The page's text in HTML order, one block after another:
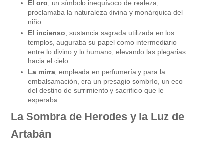
El oro , un símbolo inequívoco de realeza,
proclamaba la naturaleza divina y monárquica del
niño.
El incienso , sustancia sagrada utilizada en los
templos, auguraba su papel como intermediario
entre lo divino y lo humano, elevando las plegarias
hacia el cielo.
La mirra , empleada en perfumería y para la
embalsamación, era un presagio sombrío, un eco
del destino de sufrimiento y sacrificio que le
esperaba.
La Sombra de Herodes y la Luz de
Artabán